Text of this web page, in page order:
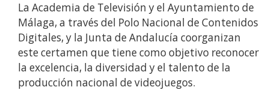
La Academia de Televisión y el Ayuntamiento de
Málaga, a través del Polo Nacional de Contenidos
Digitales, y la Junta de Andalucía coorganizan
este certamen que tiene como objetivo reconocer
la excelencia, la diversidad y el talento de la
producción nacional de videojuegos.